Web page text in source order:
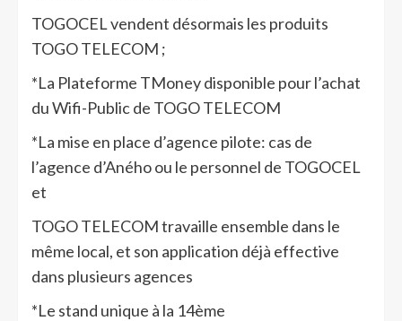
TOGOCEL vendent désormais les produits
TOGO TELECOM ;
*La Plateforme TMoney disponible pour l’achat
du Wifi-Public de TOGO TELECOM
*La mise en place d’agence pilote: cas de
l’agence d’Aného ou le personnel de TOGOCEL
et
TOGO TELECOM travaille ensemble dans le
même local, et son application déjà effective
dans plusieurs agences
*Le stand unique à la 14ème